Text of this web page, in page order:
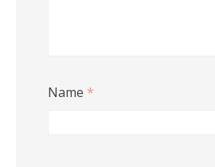
Name *